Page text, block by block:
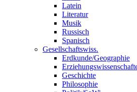
Latein
Literatur
Musik
Russisch
Spanisch
Gesellschaftswiss.
Erdkunde/Geographie
Geschichte
Philosophie